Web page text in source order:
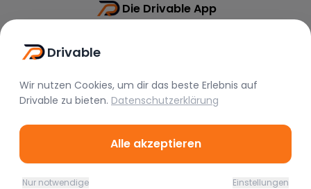
Die Drivable App
©2026Drivable.Alle Rechte vorbehalten.
Drivable
Wir nutzen Cookies, um dir das beste Erlebnis auf
Drivable zu bieten. Datenschutzerklärung
Alle akzeptieren
Nur notwendige Einstellungen